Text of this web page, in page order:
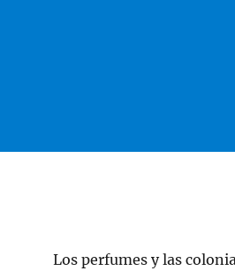
Los perfumes y las